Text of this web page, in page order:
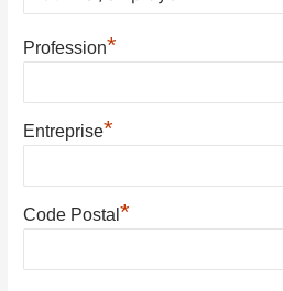
Profession*
Entreprise*
Code Postal*